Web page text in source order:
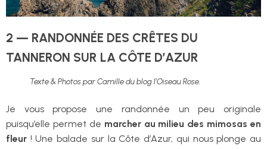
2 — RANDONNÉE DES CRÊTES DU
TANNERON SUR LA CÔTE D’AZUR
Texte & Photos par Camille du blog l’Oiseau Rose.
Je vous propose une randonnée un peu originale
puisqu’elle permet de marcher au milieu des mimosas en
fleur ! Une balade sur la Côte d’Azur, qui nous plonge au